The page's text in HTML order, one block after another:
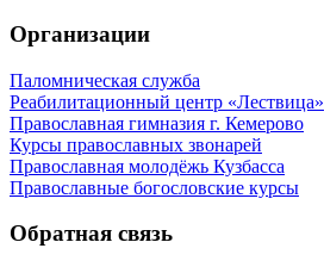
Организации
Паломническая служба
Реабилитационный центр «Лествица»
Православная гимназия г. Кемерово
Курсы православных звонарей
Православная молодёжь Кузбасса
Православные богословские курсы
Обратная связь